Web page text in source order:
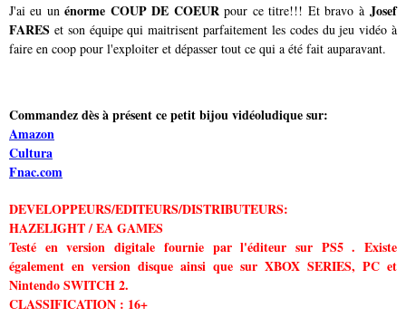
J'ai eu unénorme COUP DE COEURpour ce titre!!! Et bravo àJosef
FARES et son équipe qui maitrisent parfaitement les codes du jeu vidéo à
faire en coop pour l'exploiter et dépasser tout ce qui a été fait auparavant.
Commandez dès à présent ce petit bijou vidéoludique sur:
Amazon
Cultura
Fnac.com
DEVELOPPEURS/EDITEURS/DISTRIBUTEURS:
HAZELIGHT / EA GAMES
Testé en version digitale fournie par l'éditeur sur PS5 . Existe
également en version disque ainsi que sur XBOX SERIES, PC et
Nintendo SWITCH 2.
CLASSIFICATION : 16+